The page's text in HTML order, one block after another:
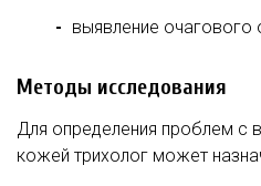
выявление очагового
Методы исследования
Для определения проблем с
кожей трихолог может